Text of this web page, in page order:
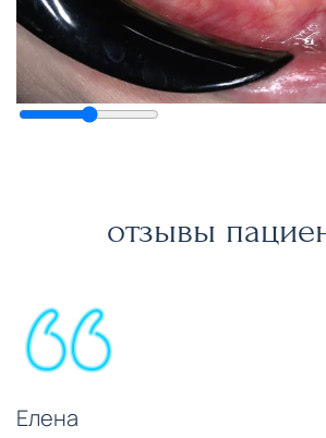
отзывы
Елена